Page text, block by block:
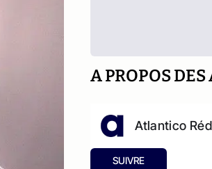
A PROPOS
Atlantico
SUIVRE